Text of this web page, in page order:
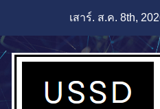
content
เสาร์. ส.ค. 8th,